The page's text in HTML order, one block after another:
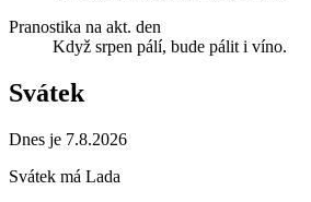
Pranostika na akt. den
Když srpen pálí, bude pálit i víno.
Svátek
Dnes je 7.8.2026
Svátek má Lada